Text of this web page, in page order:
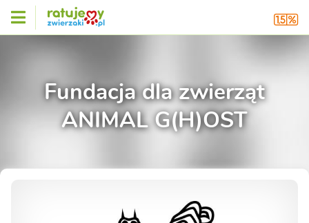
Fundacja dla zwierząt
ANIMAL G(H)OST